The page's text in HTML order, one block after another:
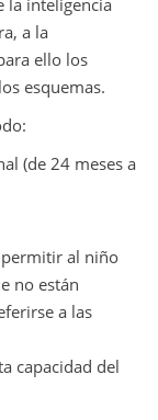
la inteligencia
a la
ello los
esquemas.
(de 24 meses a
al niño
no están
a las
capacidad del